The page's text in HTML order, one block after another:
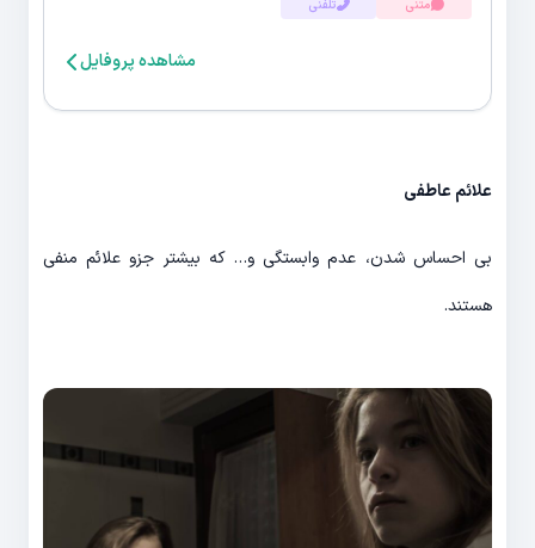
متنی تلفنی
مشاهده پروفایل
علائم عاطفی
بی احساس شدن، عدم وابستگی و… که بیشتر جزو علائم منفی
هستند.